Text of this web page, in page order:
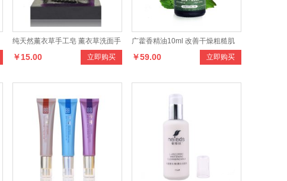
纯天然薰衣草手工皂 薰衣草洗面手
工皂 立即购买
￥15.00
广藿香精油10ml 改善干燥粗糙肌
肤 紧致 单方精油 立即购买
￥59.00